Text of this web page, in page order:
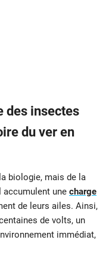
des insectes
du ver en
biologie, mais de la
accumulent une charge
de leurs ailes. Ainsi,
de volts, un
immédiat,